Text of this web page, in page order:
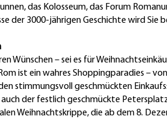
das Kolosseum, das Forum
der 3000-jährigen Geschichte wird Sie
Wünschen – sei es für
ist ein wahres Shoppingparadies –
stimmungsvoll geschmückten
der festlich geschmückte
Weihnachtskrippe, die ab dem 8.